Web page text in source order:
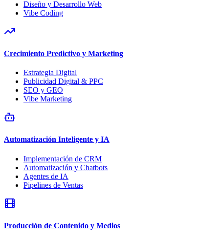
Diseño y Desarrollo Web
Vibe Coding
Crecimiento Predictivo y Marketing
Estrategia Digital
Publicidad Digital & PPC
SEO y GEO
Vibe Marketing
Automatización Inteligente y IA
Implementación de CRM
Automatización y Chatbots
Agentes de IA
Pipelines de Ventas
Producción de Contenido y Medios